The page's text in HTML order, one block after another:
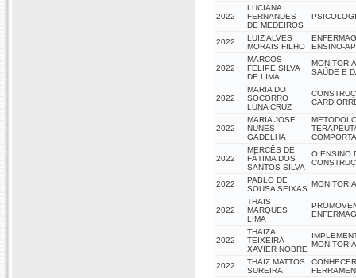
2022
LUCIANA
FERNANDES
DE MEDEIROS
2022
LUIZ ALVES
MORAIS FILHO
ENSINO-
2022
MARCOS
FELIPE SILVA
DE LIMA
SAÚDE E
2022
MARIA DO
SOCORRO
LUNA CRUZ
2022
MARIA JOSE
NUNES
GADELHA
2022
MERCÊS DE
FÁTIMA DOS
SANTOS SILVA
O ENSINO
2022
PABLO DE
SOUSA SEIXAS
2022
THAIS
MARQUES
LIMA
2022
THAIZA
TEIXEIRA
XAVIER NOBRE
2022
THAIZ MATTOS
SUREIRA